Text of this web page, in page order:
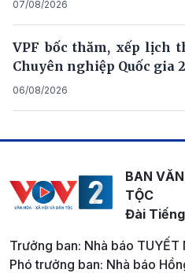
07/08/2026
VPF bốc thăm, xếp lịch
Chuyên nghiệp Quốc gia
06/08/2026
BAN
TỘC
Đài
Trưởng ban: Nhà báo TUYẾT
Phó trưởng ban: Nhà báo